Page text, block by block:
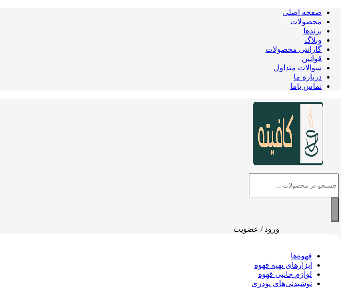
صفحه اصلی
محصولات
برندها
وبلاگ
گارانتی محصولات
قوانین
سوالات متداول
درباره ما
تماس باما
ورود / عضویت
قهوه‌ها
ابزارهای تهیه قهوه
لوازم جانبی قهوه
نوشیدنی‌های پودری